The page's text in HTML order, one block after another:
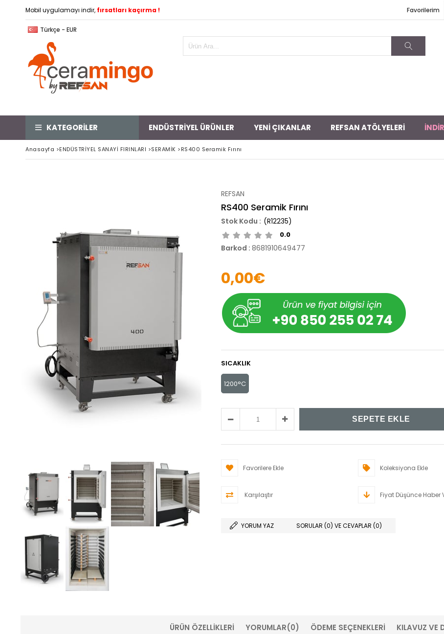
Mobil uygulamayı indir, fırsatları kaçırma ! Favorilerim
Türkçe - EUR
KATEGORİLER ENDÜSTRİYEL ÜRÜNLER YENİ ÇIKANLAR REFSAN ATÖLYELERİ
Anasayfa >ENDÜSTRİYEL SANAYİ FIRINLARI >SERAMİK >RS400 Seramik Fırını
REFSAN
RS400 Seramik Fırını
(R12235)
0.0
Barkod : 8681910649477
0,00€
SICAKLIK
1200°C
Favorilere Ekle Koleksiyona Ekle
Karşılaştır Fiyat Düşünce Haber
YORUM YAZ SORULAR (0) VE CEVAPLAR (0)
ÜRÜN ÖZELLIKLERI YORUMLAR(0) ÖDEME SEÇENEKLERI KILAVUZ VE